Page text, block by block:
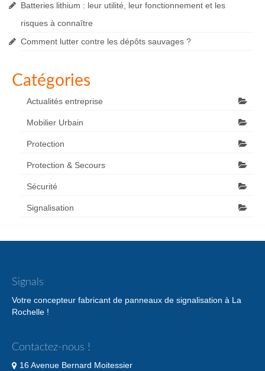
Batteries lithium : leur utilité, leur fonctionnement et les
risques à connaître
Comment lutter contre les dépôts sauvages ?
Catégories
Actualités entreprise
Mobilier Urbain
Protection
Protection & Secours
Sécurité
Signalisation
Signals
Votre concepteur fabricant de panneaux de signalisation à La
Rochelle !
Contactez-nous !
16 Avenue Bernard Moitessier